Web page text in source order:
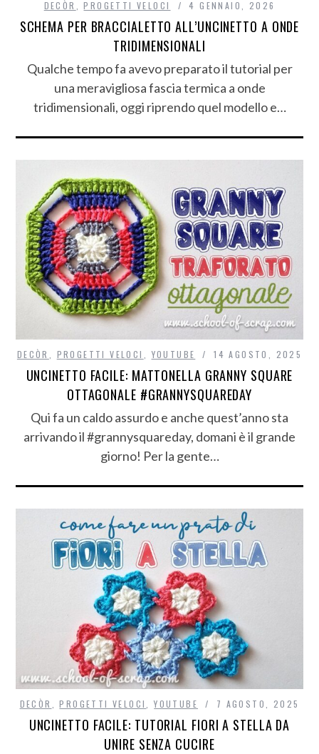
DECÒR ,PROGETTI VELOCI 4 GENNAIO, 2026
SCHEMA PER BRACCIALETTO ALL’UNCINETTO A ONDE
TRIDIMENSIONALI
Qualche tempo fa avevo preparato il tutorial per
una meravigliosa fascia termica a onde
tridimensionali, oggi riprendo quel modello e…
DECÒR PROGETTI VELOCI YOUTUBE 14 AGOSTO, 2025
UNCINETTO FACILE: MATTONELLA GRANNY SQUARE
OTTAGONALE #GRANNYSQUAREDAY
Qui fa un caldo assurdo e anche quest’anno sta
arrivando il #grannysquareday, domani è il grande
giorno! Per la gente…
DECÒR ,PROGETTI VELOCI ,YOUTUBE 7 AGOSTO, 2025
UNCINETTO FACILE: TUTORIAL FIORI A STELLA DA
UNIRE SENZA CUCIRE